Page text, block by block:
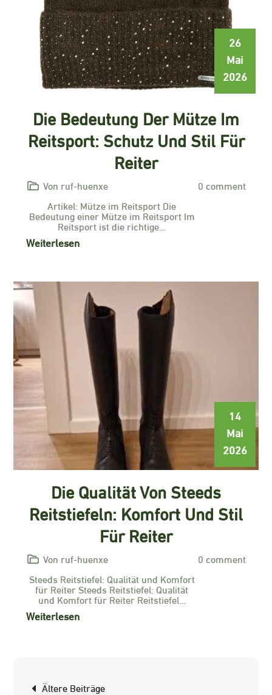
26
Mai
2026
Die Bedeutung Der Mütze Im
Reitsport: Schutz Und Stil Für
Reiter
Von ruf-huenxe
0 comment
Artikel: Mütze im Reitsport Die
Bedeutung einer Mütze im Reitsport Im
Reitsport ist die richtige…
Weiterlesen
14
Mai
2026
Die Qualität Von Steeds
Reitstiefeln: Komfort Und Stil
Für Reiter
Von ruf-huenxe
0 comment
Steeds Reitstiefel: Qualität und Komfort
für Reiter Steeds Reitstiefel: Qualität
und Komfort für Reiter Reitstiefel…
Weiterlesen
Beitragsnavigation
Ältere Beiträge